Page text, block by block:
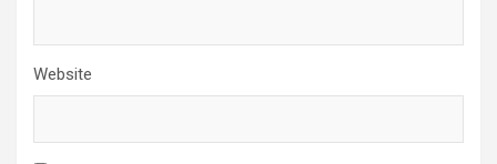
Website